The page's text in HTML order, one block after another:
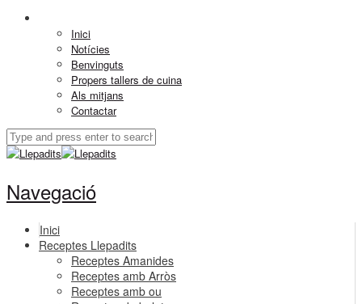
Inici
Notícies
Benvinguts
Propers tallers de cuina
Als mitjans
Contactar
Navegació
Inici
Receptes Llepadits
Receptes Amanides
Receptes amb Arròs
Receptes amb ou